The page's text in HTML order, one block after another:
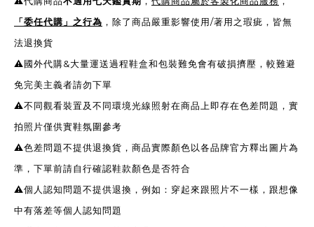
「委任代購」之行為 ，除了商品嚴重影響使用/著用之瑕疵，皆無
法退換貨
⚠️國外代購&大量運送過程鞋盒和包裝難免會有破損擠壓，較難避
免完美主義者請勿下單
⚠️不同觀看裝置及不同環境光線照射在商品上即存在色差問題，實
拍照片僅供實鞋氛圍參考
⚠️色差問題不提供退換貨，商品實際顏色以各品牌官方釋出圖片為
準，下單前請自行確認鞋款顏色是否符合
⚠️個人認知問題不提供退換，例如：穿起來跟照片不一樣，跟想像
中有落差等個人認知問題